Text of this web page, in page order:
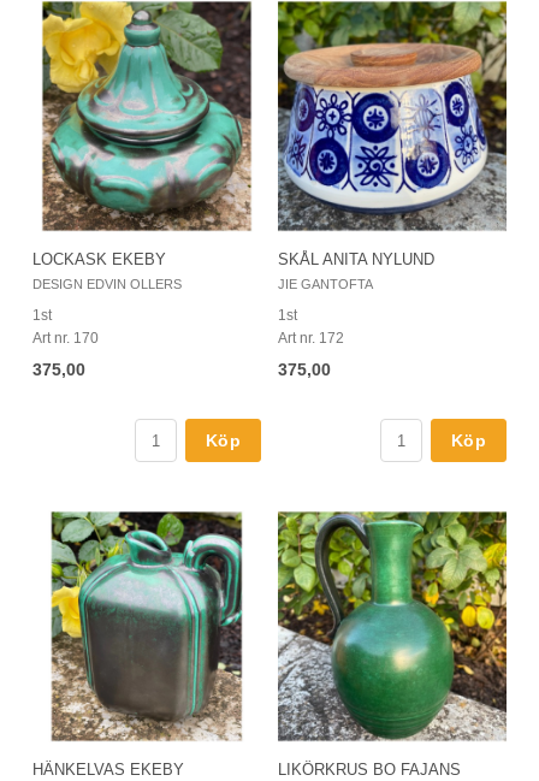
LOCKASK EKEBY
DESIGN EDVIN OLLERS
1st
Art nr. 170
375,00
Köp
SKÅL ANITA NYLUND
JIE GANTOFTA
1st
Art nr. 172
375,00
Köp
HÄNKELVAS EKEBY LIKÖRKRUS BO FAJANS